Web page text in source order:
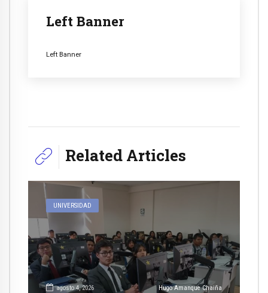
Left Banner
Left Banner
Related Articles
UNIVERSIDAD
agosto 4, 2026 Hugo Amanque Chaiña